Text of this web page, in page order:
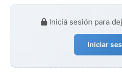
Iniciá sesión para
Iniciar